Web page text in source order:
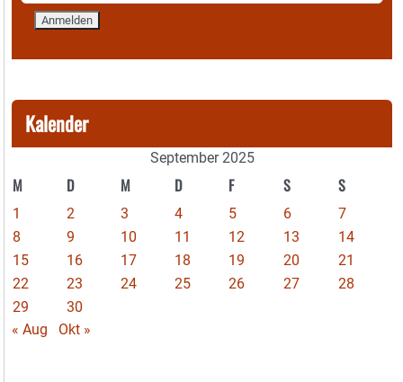
Kalender
September 2025
M D M D F S S
1 2 3 4 5 6
7
8
9 10 11 12 13
14
15
16 17 18 19 20
21
22
23 24 25 26 27
28
29
30
« Aug
Okt »